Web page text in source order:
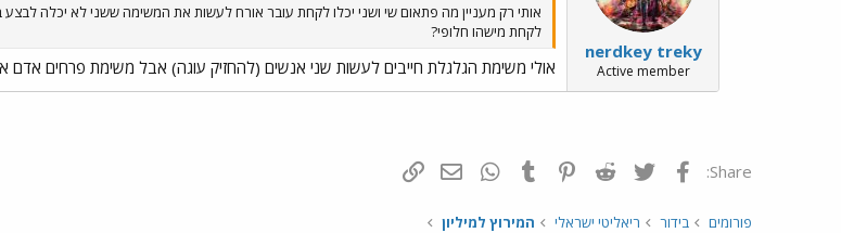
nerdkey treky
Active member
אותי רק מעניין מה פתאום שי ושני יכלו לקחת עובר אורח לעשות את המשימה ששני לא יכלה
לקחת מישהו חלופי?
אולי משימת הגלגלת חייבים לעשות שני אנשים (להחזיק עוגה) אבל משימת פרחים אדם
Share: פייסבוק Twitter
Reddit
Pinterest
Tumblr
WhatsAppדואר אלקטרוני
פורומים בידור ריאליטי ישראלי המירוץ למיליון